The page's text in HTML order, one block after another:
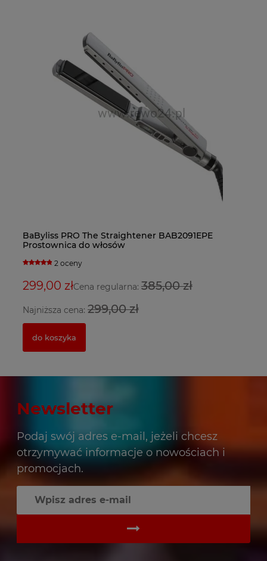
BaByliss PRO The Straightener BAB2091EPE
Prostownica do włosów
2 oceny
299,00 złCena regularna: 385,00 zł
Najniższa cena: 299,00 zł
do koszyka
Newsletter
Podaj swój adres e-mail, jeżeli chcesz
otrzymywać informacje o nowościach i
promocjach.